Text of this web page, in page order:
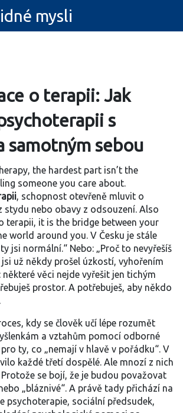
mysli
o terapii: Jak
s
samotným sebou
the hardest part isn’t the
someone you care about.
, schopnost otevřeně mluvit o
stydu nebo obavy z odsouzení. Also
terapii, it is the bridge between your
world around you. V Česku je stále
jsi normální.“ Nebo: „Proč to nevyřešíš
jsi už někdy prošel úzkostí, vyhořením
věci nejde vyřešit jen tichým
prostor. A potřebuješ, aby někdo
kdy se člověk učí lépe rozumět
a vztahům pomocí odborné
pro ty, co „nemají v hlavě v pořádku“. V
každé třetí dospělé. Ale mnozí z nich
se bojí, že je budou považovat
„bláznivé“. A právě tady přichází na
psychoterapie, sociální předsudek,